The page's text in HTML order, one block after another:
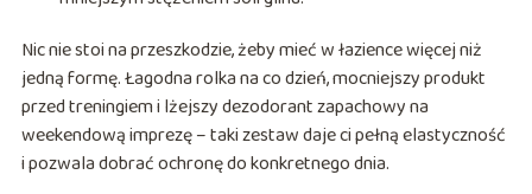
Nic nie stoi na przeszkodzie, żeby mieć w łazience więcej niż
jedną formę. Łagodna rolka na co dzień, mocniejszy produkt
przed treningiem i lżejszy dezodorant zapachowy na
weekendową imprezę – taki zestaw daje ci pełną elastyczność
i pozwala dobrać ochronę do konkretnego dnia.